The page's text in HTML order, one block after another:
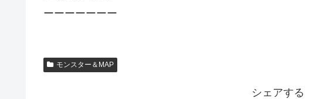
ーーーーーーー
モンスター＆MAP
シェアする